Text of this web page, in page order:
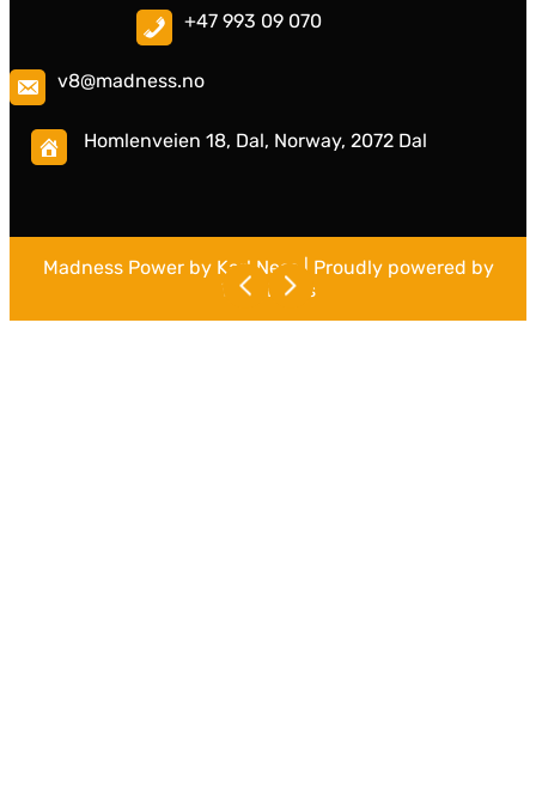
+47 993 09 070
v8@madness.no
Homlenveien 18, Dal, Norway, 2072 Dal
Madness Power by Karl Ness | Proudly powered by
WordPress